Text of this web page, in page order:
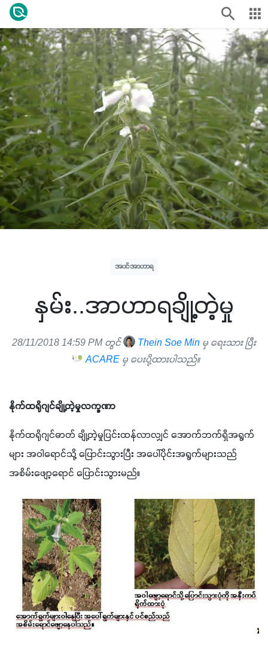
အပင်အာဟာရ
နှမ်း..အာဟာရချို့တဲ့မှု
28/11/2018 14:59 PM တွင် Thein Soe Min မှ ရေးသား ပြီး
ACARE မှ ပေးပို့ထားပါသည်။
နိုက်ထရိုဂျင်ချို့တဲ့မှုလက္ခဏာ
နိုက်ထရိုဂျင်ဓာတ် ချို့တဲ့မှုပြင်းထန်လာလျှင် အောက်ဘက်ရှိအရွက်
များ အဝါရောင်သို့ ပြောင်းသွားပြီး အပေါ်ပိုင်းအရွက်များသည်
အစိမ်းဖျော့ရောင် ပြောင်းသွားမည်။